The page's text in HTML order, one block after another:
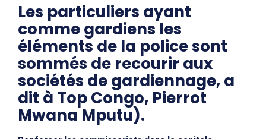
Les particuliers ayant
comme gardiens les
éléments de la police sont
sommés de recourir aux
sociétés de gardiennage, a
dit à Top Congo, Pierrot
Mwana Mputu).